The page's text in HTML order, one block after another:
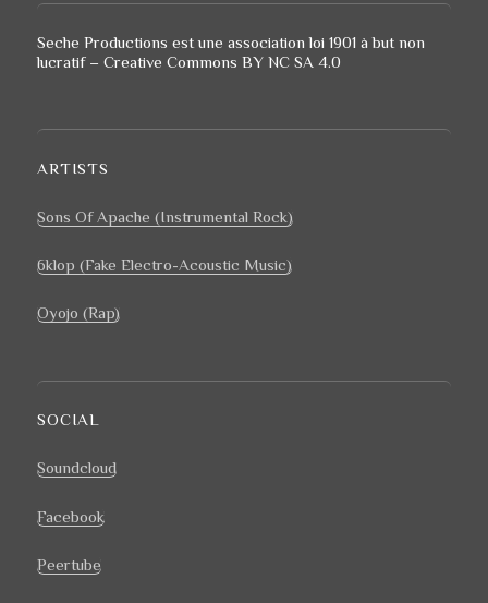
Seche Productions est une association loi 1901 à but non
lucratif – Creative Commons BY NC SA 4.0
ARTISTS
Sons Of Apache (Instrumental Rock)
6klop (Fake Electro-Acoustic Music)
Oyojo (Rap)
SOCIAL
Soundcloud
Facebook
Peertube